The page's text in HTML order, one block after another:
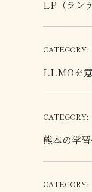
LP（ラン
CATEGORY:
LLMOを
CATEGORY:
熊本の学
CATEGORY: